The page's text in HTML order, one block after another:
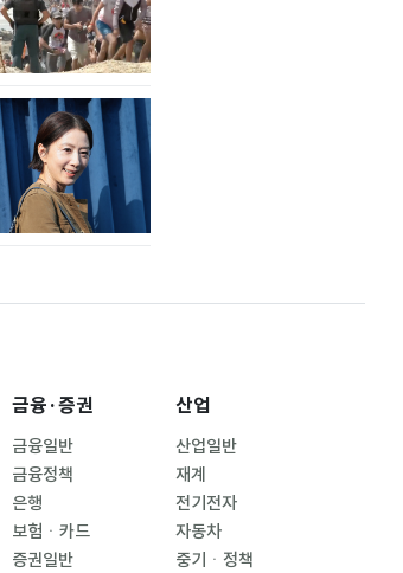
금융·증권
금융일반
금융정책
은행
보험ㆍ카드
증권일반
산업
산업일반
재계
전기전자
자동차
중기ㆍ정책